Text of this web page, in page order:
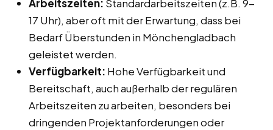
Arbeitszeiten: Standardarbeitszeiten (z.B. 9-
17 Uhr), aber oft mit der Erwartung, dass bei
Bedarf Überstunden in Mönchengladbach
geleistet werden.
Verfügbarkeit: Hohe Verfügbarkeit und
Bereitschaft, auch außerhalb der regulären
Arbeitszeiten zu arbeiten, besonders bei
dringenden Projektanforderungen oder